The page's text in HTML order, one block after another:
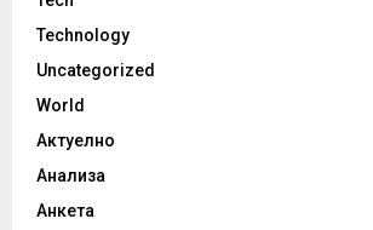
Technology
Uncategorized
World
Актуелно
Анализа
Анкета